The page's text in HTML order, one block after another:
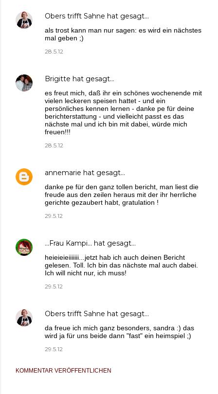
Obers trifft Sahne hat gesagt…
als trost kann man nur sagen: es wird ein nächstes
mal geben ;)
28.5.12
Brigitte hat gesagt…
es freut mich, daß ihr ein schönes wochenende mit
vielen leckeren speisen hattet - und ein
persönliches kennen lernen - danke pe für deine
berichterstattung - und vielleicht passt es das
nächste mal und ich bin mit dabei, würde mich
freuen!!!
28.5.12
annemarie hat gesagt…
danke pe für den ganz tollen bericht, man liest die
freude aus den zeilen heraus mit der ihr herrliche
gerichte gezaubert habt, gratulation !
29.5.12
...Frau Kampi... hat gesagt…
heieieieiiiiiii...jetzt hab ich auch deinen Bericht
gelesen. Toll. Ich bin das nächste mal auch dabei.
Ich will nicht nur, ich muss!
29.5.12
Obers trifft Sahne hat gesagt…
da freue ich mich ganz besonders, sandra :) das
wird ja für uns beide dann "fast" ein heimspiel ;)
29.5.12
KOMMENTAR VERÖFFENTLICHEN